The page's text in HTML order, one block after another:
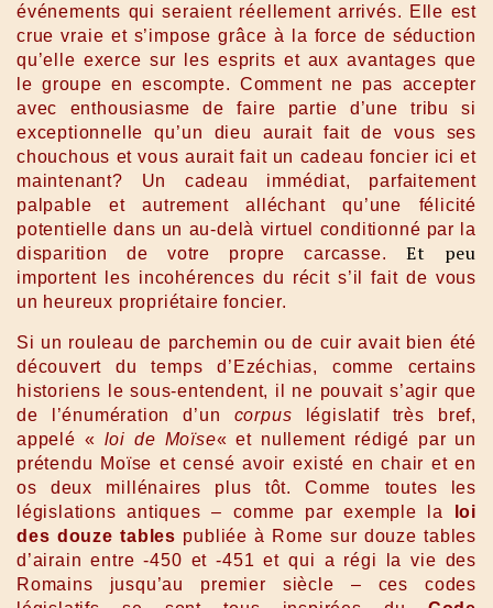
événements qui seraient réellement arrivés. Elle est
crue vraie et s’impose grâce à la force de séduction
qu’elle exerce sur les esprits et aux avantages que
le groupe en escompte. Comment ne pas accepter
avec enthousiasme de faire partie d’une tribu si
exceptionnelle qu’un dieu aurait fait de vous ses
chouchous et vous aurait fait un cadeau foncier ici et
maintenant? Un cadeau immédiat, parfaitement
palpable et autrement alléchant qu’une félicité
potentielle dans un au-delà virtuel conditionné par la
disparition de votre propre carcasse. Et peu
importent les incohérences du récit s’il fait de vous
un heureux propriétaire foncier.
Si un rouleau de parchemin ou de cuir avait bien été
découvert du temps d’Ezéchias, comme certains
historiens le sous-entendent, il ne pouvait s’agir que
de l’énumération d’un corpus législatif très bref,
appelé « loi de Moïse« et nullement rédigé par un
prétendu Moïse et censé avoir existé en chair et en
os deux millénaires plus tôt. Comme toutes les
législations antiques – comme par exemple la
loi
des douze tables publiée à Rome sur douze tables
d’airain entre -450 et -451 et qui a régi la vie des
Romains jusqu’au premier siècle – ces codes